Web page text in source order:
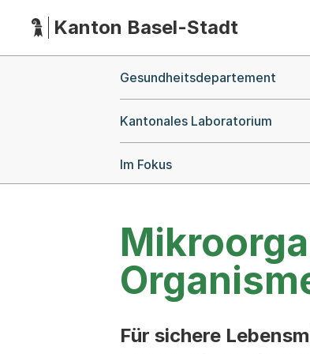
HauptnavigationKanton Basel-Stadt
Gesundheitsdepartement
Kantonales Laboratorium
Im Fokus
Für sichere